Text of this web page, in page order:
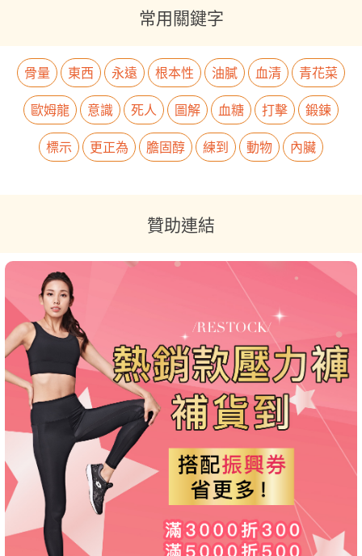
常用關鍵字
骨量 東西 永遠 根本性 油膩 血清
青花菜
歐姆龍
意識 死人 圖解 血糖 打擊
鍛鍊
標示
更正為 膽固醇 練到 動物 內臟
贊助連結